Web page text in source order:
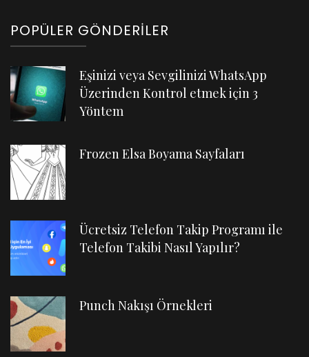
POPÜLER GÖNDERILER
Eşinizi veya Sevgilinizi WhatsApp
Üzerinden Kontrol etmek için 3
Yöntem
Frozen Elsa Boyama Sayfaları
Ücretsiz Telefon Takip Programı ile
Telefon Takibi Nasıl Yapılır?
Punch Nakışı Örnekleri